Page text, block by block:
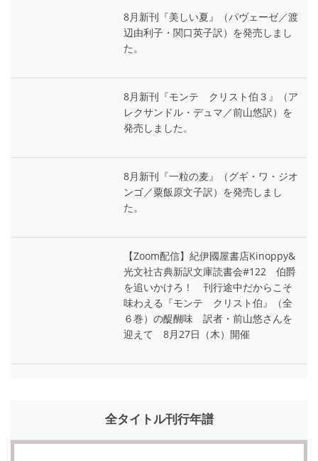
8月新刊『美しい夏』（パヴェーゼ／渡
辺由利子・関口英子訳）を発売しまし
た。
8月新刊『モンテ゠クリスト伯３』（ア
レクサンドル・デュマ／前山悠訳）を
発売しました。
8月新刊『一粒の麦』（グギ・ワ・ジオ
ンゴ／粟飯原文子訳）を発売しまし
た。
【Zoom配信】紀伊國屋書店Kinoppy&
光文社古典新訳文庫読書会#122 伯爵
を追いかけろ！ 刊行途中だからこそ
味わえる『モンテ゠クリスト伯』（全
６巻）の醍醐味 訳者・前山悠さんを
迎えて 8月27日（木）開催
全タイトル刊行年譜